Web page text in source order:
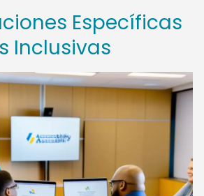
Específicas
Inclusivas